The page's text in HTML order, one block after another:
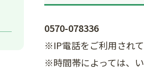
0570-078336
※IP電話をご利用され
​※時間帯によっては、